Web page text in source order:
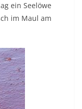
ein Seelöwe
im Maul am